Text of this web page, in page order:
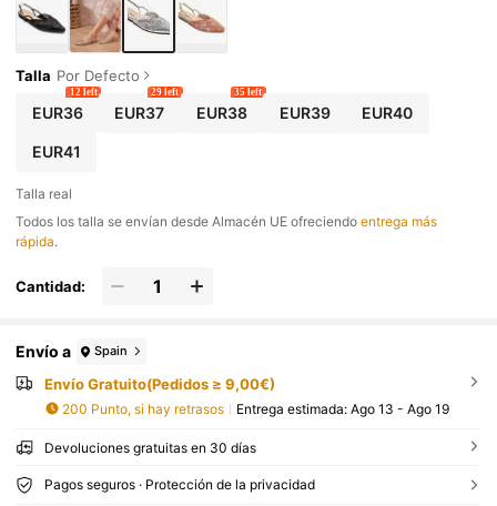
Talla Por Defecto
EUR36
12 left
EUR37
29 left
EUR38
35 left
EUR39 EUR40
EUR41
Talla real
Todos los talla se envían desde Almacén UE ofreciendoentrega más
rápida.
Cantidad:
Envío a Spain
Envío Gratuito(Pedidos ≥ 9,00€)
200 Punto, si hay retrasos Entrega estimada: Ago 13 - Ago 19
Devoluciones gratuitas en 30 días
Pagos seguros · Protección de la privacidad